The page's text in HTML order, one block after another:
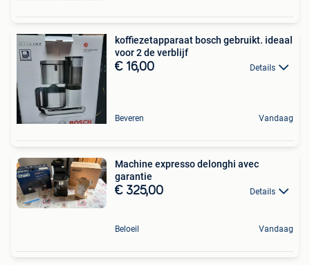
koffiezetapparaat bosch gebruikt. ideaal
voor 2 de verblijf
€ 16,00 Details
Beveren Vandaag
Machine expresso delonghi avec
garantie
€ 325,00 Details
Beloeil Vandaag